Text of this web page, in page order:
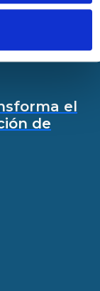
el
de